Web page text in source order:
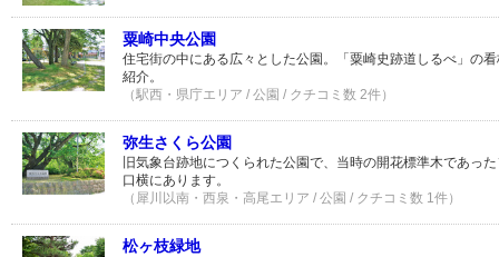
粟崎中央公園
住宅街の中にある広々とした公園。「粟崎史跡道しるべ」の
紹介。
（駅西・県庁エリア / 公園 / クチコミ数 2件）
弥生さくら公園
旧気象台跡地につくられた公園で、当時の開花標準木であっ
口横にあります。
（犀川以南・西泉・高尾エリア / 公園 / クチコミ数 1件）
松ヶ枝緑地